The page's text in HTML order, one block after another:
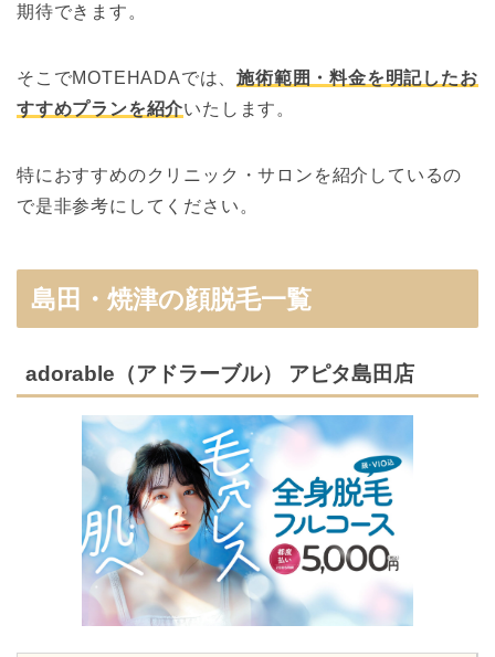
期待できます。
そこでMOTEHADAでは、施術範囲・料金を明記したお
すすめプランを紹介いたします。
特におすすめのクリニック・サロンを紹介しているの
で是非参考にしてください。
島田・焼津の顔脱毛一覧
adorable（アドラーブル） アピタ島田店